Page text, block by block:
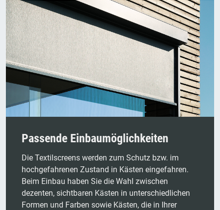
Passende Einbaumöglichkeiten
Die Textilscreens werden zum Schutz bzw. im
hochgefahrenen Zustand in Kästen eingefahren.
Beim Einbau haben Sie die Wahl zwischen
dezenten, sichtbaren Kästen in unterschiedlichen
Formen und Farben sowie Kästen, die in Ihrer